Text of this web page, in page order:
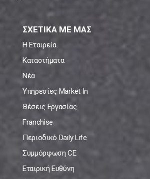
ΣΧΕΤΙΚΑ ΜΕ ΜΑΣ
Η Εταιρεία
Καταστήματα
Νέα
Υπηρεσίες Market In
Θέσεις Εργασίας
Franchise
Περιοδικό Daily Life
Συμμόρφωση CE
Εταιρική Ευθύνη